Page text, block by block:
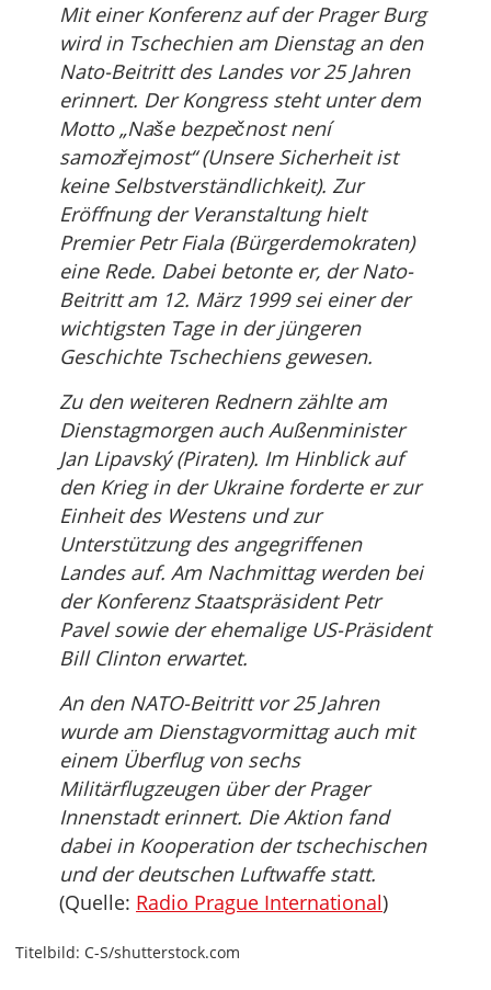
Mit einer Konferenz auf der Prager Burg
wird in Tschechien am Dienstag an den
Nato-Beitritt des Landes vor 25 Jahren
erinnert. Der Kongress steht unter dem
Motto „Naše bezpečnost není
samozřejmost“ (Unsere Sicherheit ist
keine Selbstverständlichkeit). Zur
Eröffnung der Veranstaltung hielt
Premier Petr Fiala (Bürgerdemokraten)
eine Rede. Dabei betonte er, der Nato-
Beitritt am 12. März 1999 sei einer der
wichtigsten Tage in der jüngeren
Geschichte Tschechiens gewesen.
Zu den weiteren Rednern zählte am
Dienstagmorgen auch Außenminister
Jan Lipavský (Piraten). Im Hinblick auf
den Krieg in der Ukraine forderte er zur
Einheit des Westens und zur
Unterstützung des angegriffenen
Landes auf. Am Nachmittag werden bei
der Konferenz Staatspräsident Petr
Pavel sowie der ehemalige US-Präsident
Bill Clinton erwartet.
An den NATO-Beitritt vor 25 Jahren
wurde am Dienstagvormittag auch mit
einem Überflug von sechs
Militärflugzeugen über der Prager
Innenstadt erinnert. Die Aktion fand
dabei in Kooperation der tschechischen
und der deutschen Luftwaffe statt.
(Quelle: Radio Prague International)
Titelbild: C-S/shutterstock.com